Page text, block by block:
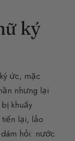
ký
ức, mặc
nhưng lại
khuấy
lại, lảo
hỏi: nước